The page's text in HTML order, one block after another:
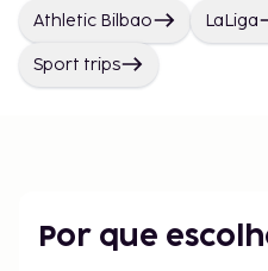
Athletic Bilbao LaLiga
Sport trips
Por que